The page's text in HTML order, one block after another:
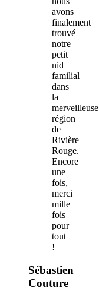
avons
finalement
trouvé
notre
petit
nid
familial
dans
la
merveilleuse
région
de
Rivière
Rouge.
Encore
une
fois,
merci
mille
fois
pour
tout
!
Sébastien
Couture